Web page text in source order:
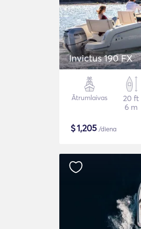
Invictus 190 FX
Ātrumlaivas
20 ft
6 m
$1,205 /diena